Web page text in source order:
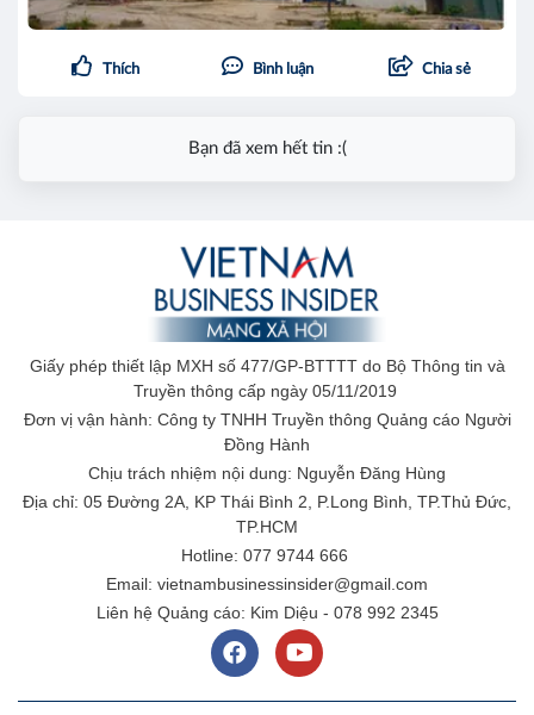
Thích Bình luận Chia sẻ
Bạn đã xem hết tin :(
Giấy phép thiết lập MXH số 477/GP-BTTTT do Bộ Thông tin và
Truyền thông cấp ngày 05/11/2019
Đơn vị vận hành: Công ty TNHH Truyền thông Quảng cáo Người
Đồng Hành
Chịu trách nhiệm nội dung: Nguyễn Đăng Hùng
Địa chỉ: 05 Đường 2A, KP Thái Bình 2, P.Long Bình, TP.Thủ Đức,
TP.HCM
Hotline: 077 9744 666
Email: vietnambusinessinsider@gmail.com
Liên hệ Quảng cáo: Kim Diệu - 078 992 2345